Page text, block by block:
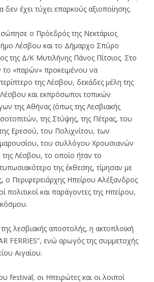
έχει τύχει επαρκούς αξιοποίησης.
ο Πρόεδρός της Νεκτάριος
Λέσβου και το Δήμαρχο Σπύρο
της Δ/Κ Μυτιλήνης Πάνος Πίτσιος. Στο
«παρών» προκειμένου να
της Λέσβου, δεκάδες μέλη της
και εκπρόσωποι τοπικών
της Αθήνας (όπως της Λεσβιακής
της Στύψης, της Πέτρας, του
Ερεσού, του Πολιχνίτου, των
του συλλόγου Χρουσιανών
της Λέσβου, το οποίο ήταν το
της έκθεσης, τίμησαν με
ο Περιφερειάρχης Ηπείρου Αλέξανδρος
πολιτικοί και παράγοντες της Ηπείρου,
λεσβιακής αποστολής, η ακτοπλοϊκή
FERRIES”, ενώ αρωγός της συμμετοχής
Αιγαίου.
festival, οι Ηπειρώτες και οι λοιποί